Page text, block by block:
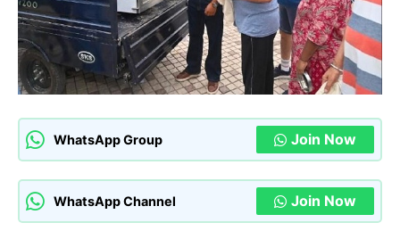
WhatsApp Group Join Now
WhatsApp Channel Join Now